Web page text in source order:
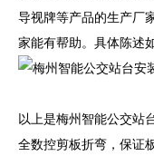
导视牌等产品的生产厂
家能有帮助。具体陈述
以上是梅州智能公交站
全数控剪板折弯，保证